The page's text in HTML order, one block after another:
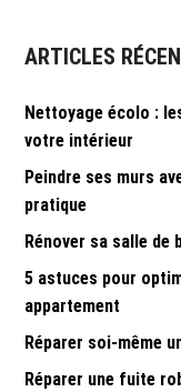
ARTICLES
Nettoyage écolo :
votre intérieur
Peindre ses murs
pratique
Rénover sa salle
5 astuces pour
appartement
Réparer soi-même
Réparer une fuite